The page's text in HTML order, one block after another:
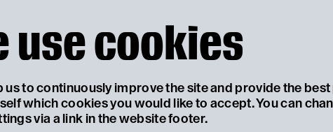
use cookies
us to continuously improve the site and provide the
which cookies you would like to accept. You can
via a link in the website footer.
Mephisto,
ganz
sie zu Fall
darf.
stellen
Theaterklassikers zeigt, wie sich
seit Jahrhunderten zugeordneten
Für alle ab 14 Jahren